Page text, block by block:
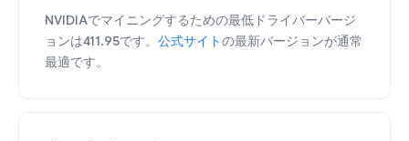
NVIDIAでマイニングするための最低ドライバーバージ
ョンは411.95です。 公式サイトの最新バージョンが通常
最適です。